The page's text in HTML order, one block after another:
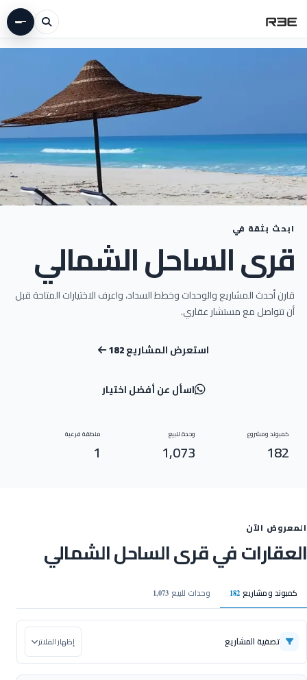
دليل المنطقة
RealEstate.eg
ابحث بثقة في
قرى الساحل الشمالي
قارن أحدث المشاريع والوحدات وخطط السداد، واعرف الاختيارات المتاحة قبل
أن تتواصل مع مستشار عقاري.
استعرض المشاريع182
اسأل عن أفضل اختيار
كمبوند ومشروع
182
وحدة للبيع
1,073
منطقة فرعية
1
المعروض الآن
العقارات في قرى الساحل الشمالي
كمبوند ومشاريع 182 وحدات للبيع 1,073
تصفية المشاريع إظهار الفلاتر